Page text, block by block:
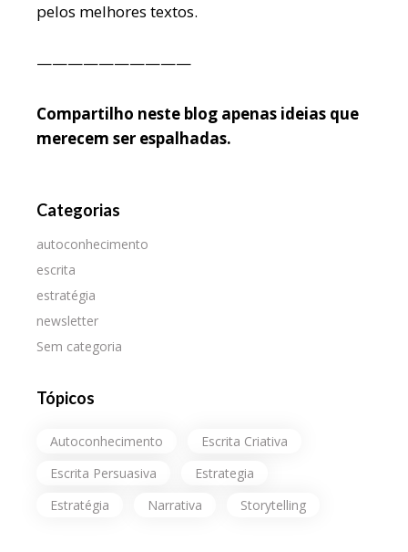
pelos melhores textos.
——————————
Compartilho neste blog apenas ideias que
merecem ser espalhadas.
Categorias
autoconhecimento
escrita
estratégia
newsletter
Sem categoria
Tópicos
Autoconhecimento
Escrita Criativa
Escrita Persuasiva
Estrategia
Estratégia
Narrativa Storytelling